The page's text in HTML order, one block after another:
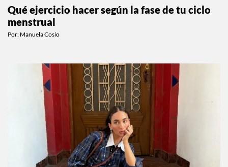
Qué ejercicio hacer según la fase de tu ciclo
menstrual
Por: Manuela Cosío